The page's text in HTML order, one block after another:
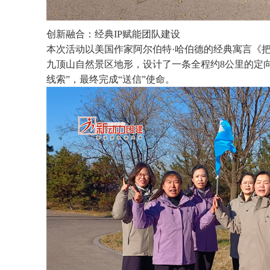
创新融合：经典IP赋能团队建设
本次活动以美国作家阿尔伯特·哈伯德的经典寓言《
九顶山自然景区地形，设计了一条全程约8公里的定
线索”，最终完成“送信”使命。